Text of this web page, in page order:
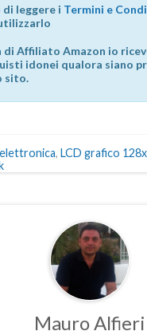
leggere i Termini e
di Affiliato Amazon io
idonei qualora siano
sito.
, LCD grafico
Mauro Alfieri